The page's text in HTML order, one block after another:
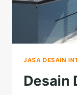
JASA DESAIN
Desain